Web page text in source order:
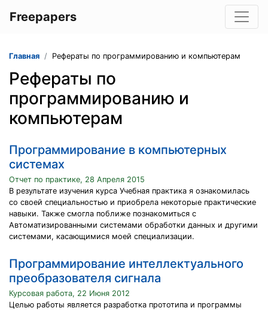
Freepapers
Главная Рефераты по программированию и компьютерам
Рефераты по
программированию и
компьютерам
Программирование в компьютерных
системах
Отчет по практике, 28 Апреля 2015
В результате изучения курса Учебная практика я ознакомилась
со своей специальностью и приобрела некоторые практические
навыки. Также смогла поближе познакомиться с
Автоматизированными системами обработки данных и другими
системами, касающимися моей специализации.
Программирование интеллектуального
преобразователя сигнала
Курсовая работа, 22 Июня 2012
Целью работы является разработка прототипа и программы